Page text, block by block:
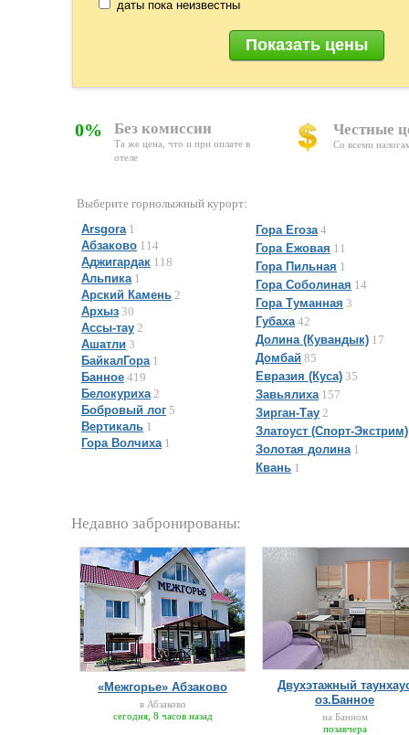
даты пока неизвестны
0% Без комиссии
Та же цена, что и при оплате в
отеле
Честные
Со всеми
Выберите горнолыжный курорт:
Arsgora 1
Абзаково 114
Аджигардак 118
Альпика 1
Арский Камень 2
Архыз 30
Ассы-тау 2
Ашатли 3
БайкалГора 1
Банное 419
Белокуриха 2
Бобровый лог 5
Вертикаль 1
Гора Волчиха 1
Гора Егоза 4
Гора Ежовая 11
Гора Пильная 1
Гора Соболиная 14
Гора Туманная 3
Губаха 42
Долина (Кувандык) 17
Домбай 85
Евразия (Куса) 35
Завьялиха 157
Зирган-Тау 2
Златоуст (Спорт-Экстрим)
Золотая долина 1
Квань 1
Недавно забронированы:
«Межгорье» Абзаково
в Абзаково
сегодня, 8 часов назад
Двухэтажный
оз.Банное
на Банном
позавчера